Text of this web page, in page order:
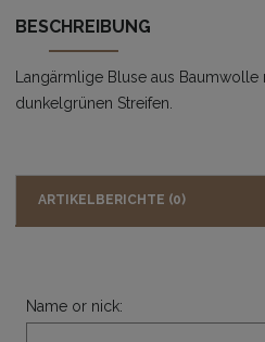
BESCHREIBUNG
Langärmlige Bluse aus
dunkelgrünen Streifen.
ARTIKELBERICHTE (0)
Name or nick: